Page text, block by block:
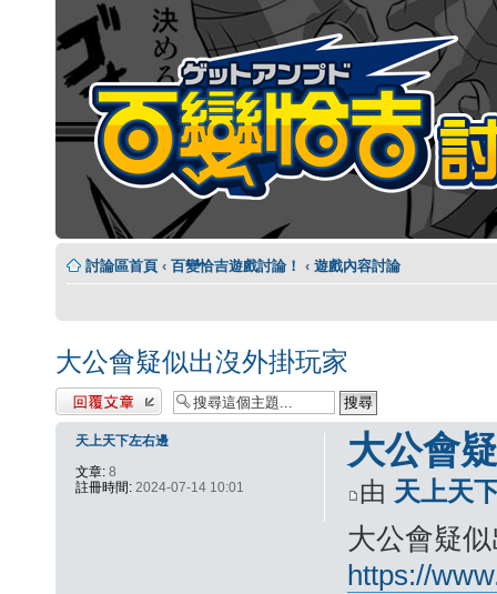
討論區首頁 ‹ 百變恰吉遊戲討論！ ‹ 遊戲內容討論
大公會疑似出沒外掛玩家
發表回覆
大公會
由 天上天
大公會疑
https://
天上天下左右邊
文章: 8
註冊時間: 2024-07-14 10:01